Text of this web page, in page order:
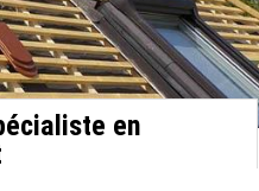
en